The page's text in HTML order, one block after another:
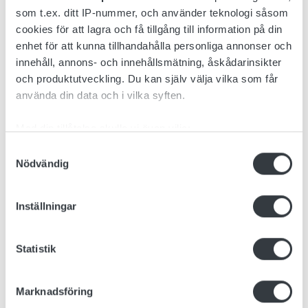
som t.ex. ditt IP-nummer, och använder teknologi såsom
cookies för att lagra och få tillgång till information på din
enhet för att kunna tillhandahålla personliga annonser och
innehåll, annons- och innehållsmätning, åskådarinsikter
och produktutveckling. Du kan själv välja vilka som får
använda din data och i vilka syften.
som kan ha en noggrannhet på upp till flera meter
Ta reda på mer om hur dina personliga uppgifter
Du kan ändra eller dra tillbaka ditt samtycke när som
Vi använder enhetsidentifierare för att anpassa innehållet
Nödvändig
Inställningar
Statistik
Marknadsföring
Mer information
RC
generation av fordonsladdning
RC-serien kombinerar maximal effektivitet med
intelligent batteriladdningsteknik. Med FireCAN-
verkningsgrader på upp till 96 % säkerställs en